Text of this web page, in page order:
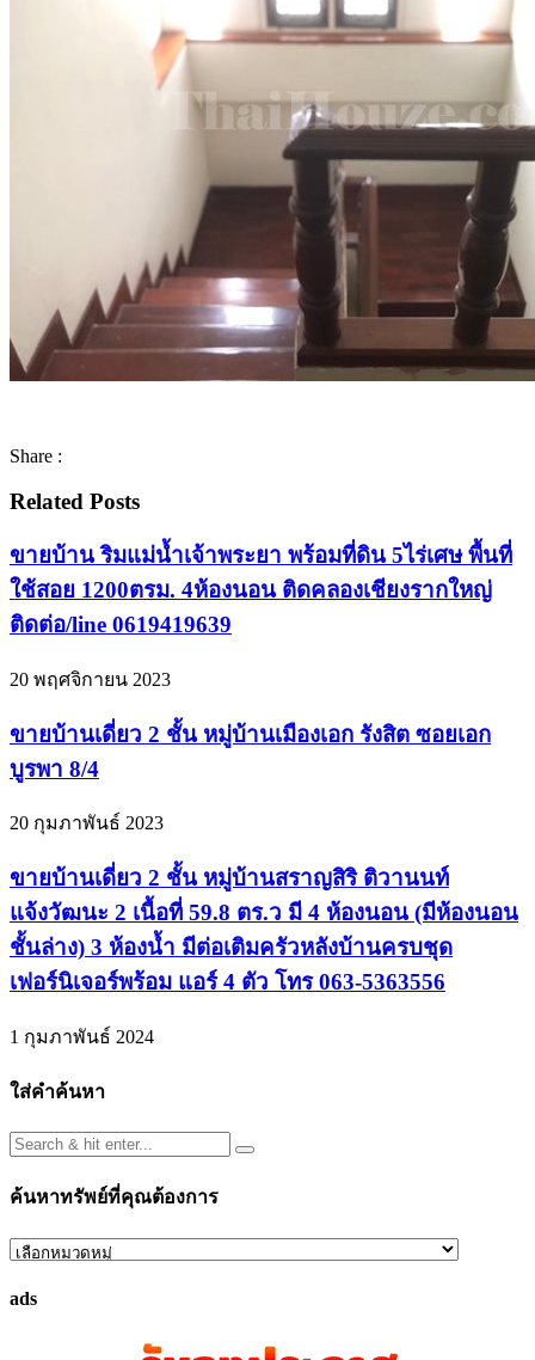
Share :
Related Posts
ขายบ้าน ริมแม่น้ำเจ้าพระยา พร้อมที่ดิน 5ไร่เศษ พื้นที่
ใช้สอย 1200ตรม. 4ห้องนอน ติดคลองเชียงรากใหญ่
ติดต่อ/line 0619419639
20 พฤศจิกายน 2023
ขายบ้านเดี่ยว 2 ชั้น หมู่บ้านเมืองเอก รังสิต ซอยเอก
บูรพา 8/4
20 กุมภาพันธ์ 2023
ขายบ้านเดี่ยว 2 ชั้น หมู่บ้านสราญสิริ ติวานนท์
แจ้งวัฒนะ 2 เนื้อที่ 59.8 ตร.ว มี 4 ห้องนอน (มีห้องนอน
ชั้นล่าง) 3 ห้องน้ำ มีต่อเติมครัวหลังบ้านครบชุด
เฟอร์นิเจอร์พร้อม แอร์ 4 ตัว โทร 063-5363556
1 กุมภาพันธ์ 2024
ใส่คำค้นหา
ค้นหาทรัพย์ที่คุณต้องการ
ค้นหา
ที่
ads